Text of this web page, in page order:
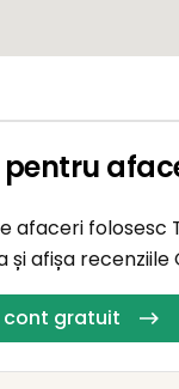
afaceri folosesc
afișa recenziile
cont gratuit